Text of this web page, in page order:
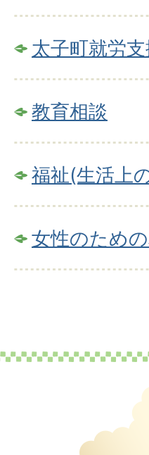
太子町就労
教育相談
福祉(生活上
女性のため